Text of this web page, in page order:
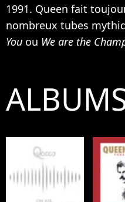
1991. Queen fait
nombreux tubes
You ou We are the